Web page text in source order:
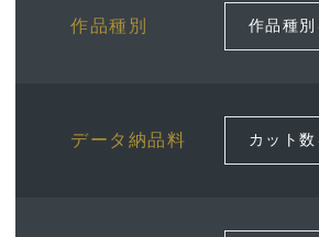
作品種別
データ納品料